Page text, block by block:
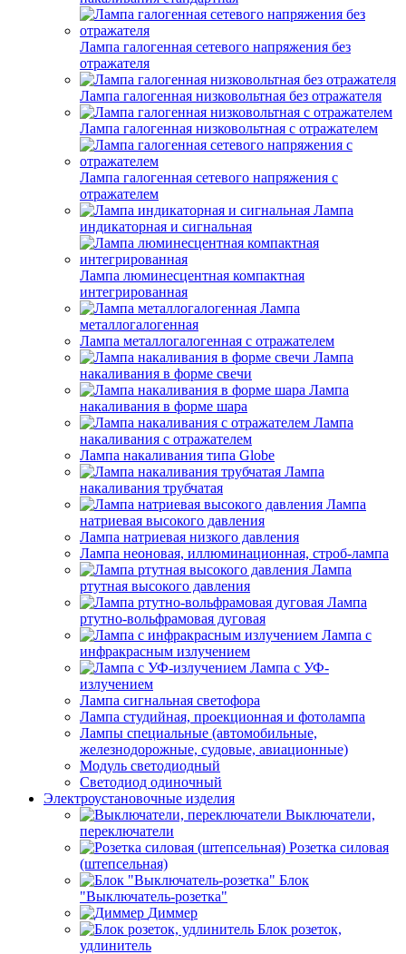
Лампа галогенная сетевого напряжения без
отражателя
Лампа галогенная низковольтная без отражателя
Лампа галогенная низковольтная с отражателем
Лампа галогенная сетевого напряжения с
отражателем
Лампа
индикаторная и сигнальная
Лампа люминесцентная компактная
интегрированная
Лампа
металлогалогенная
Лампа металлогалогенная с отражателем
Лампа
накаливания в форме свечи
Лампа
накаливания в форме шара
Лампа
накаливания с отражателем
Лампа накаливания типа Globe
Лампа
накаливания трубчатая
Лампа
натриевая высокого давления
Лампа натриевая низкого давления
Лампа неоновая, иллюминационная, строб-лампа
Лампа
ртутная высокого давления
Лампа
ртутно-вольфрамовая дуговая
Лампа с
инфракрасным излучением
Лампа с УФ-
излучением
Лампа сигнальная светофора
Лампа студийная, проекционная и фотолампа
Лампы специальные (автомобильные,
железнодорожные, судовые, авиационные)
Модуль светодиодный
Светодиод одиночный
Электроустановочные изделия
Выключатели,
переключатели
Розетка силовая
(штепсельная)
Блок
"Выключатель-розетка"
Диммер
Блок розеток,
удлинитель